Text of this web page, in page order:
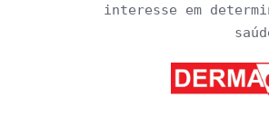
interesse em